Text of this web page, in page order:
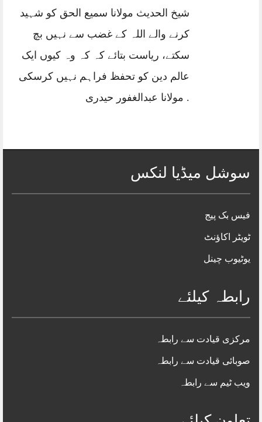
شیخ الحدیث مولانا سمیع الحق کو شہید
کرنے والے اللہ کے غضب سے نہیں بچ
سکتے، ریاست بتائے کہ کہ وہ کیوں ایک
عالم دین کو تحفظ فراہم نہیں کرسکی
. مولانا عبدالغفور حیدری
سوشل میڈیا لنکس
فیس بک پیج
ٹویٹر اکاؤنٹ
یوٹیوب چینل
رابطہ کیلئے
مرکزی قیادت سے رابطہ
صوبائی قیادت سے رابطہ
ویب ٹیم سے رابطہ